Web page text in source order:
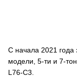
С начала 2021 года
модели, 5-ти и 7-
L76-C3.